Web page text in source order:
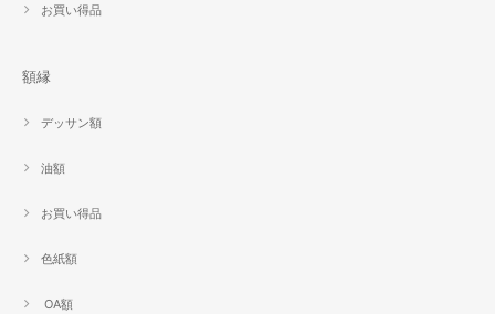
お買い得品
額縁
デッサン額
油額
お買い得品
色紙額
OA額